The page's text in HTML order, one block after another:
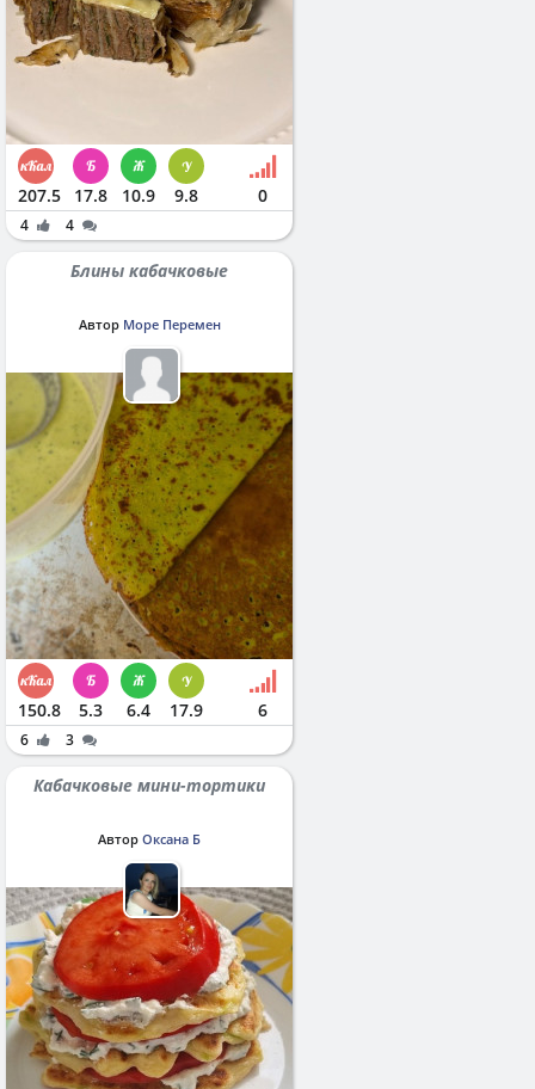
207.5 17.8 10.9 9.8 0
4 4
Блины кабачковые
Автор Море Перемен
150.8 5.3 6.4 17.9 6
6 3
Кабачковые мини-тортики
Автор Оксана Б